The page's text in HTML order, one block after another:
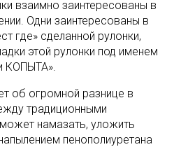
взаимно заинтересованы в
Одни заинтересованы в
где» сделанной рулонки,
этой рулонки под именем
КОПЫТА».
об огромной разнице в
традиционными
намазать, уложить
пенополиуретана